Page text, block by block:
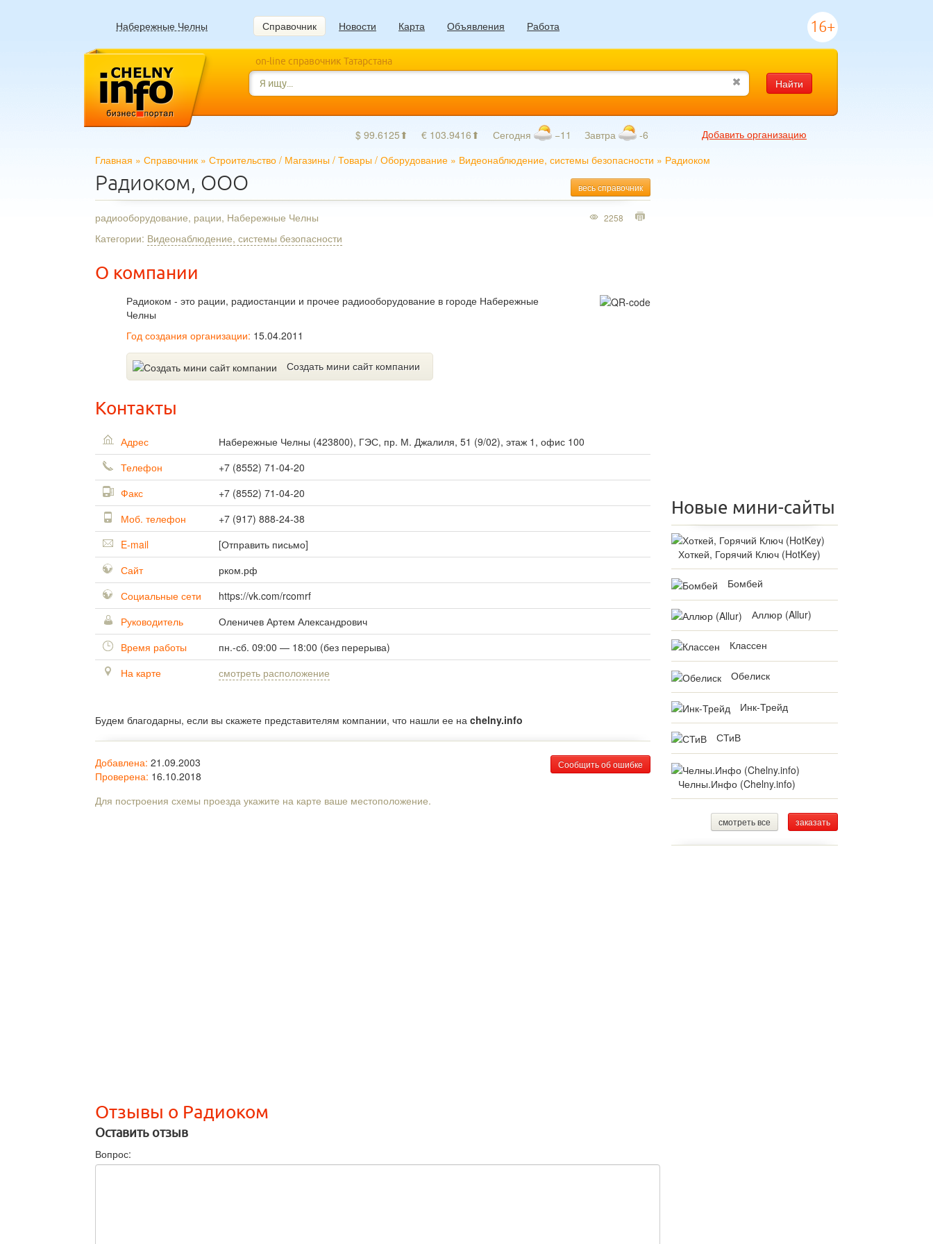
Набережные Челны Справочник Новости Карта Объявления Работа 16+
on-line справочник Татарстана
Найти
$ 99.6125⬆ € 103.9416⬆ Сегодня −11 Завтра -6
Добавить организацию
Главная » Справочник » Строительство / Магазины / Товары / Оборудование » Видеонаблюдение, системы безопасности » Радиоком
весь справочник
Радиоком, ООО
радиооборудование, рации, Набережные Челны
Категории: Видеонаблюдение, системы безопасности
О компании
Радиоком - это рации, радиостанции и прочее радиооборудование в городе Набережные
Челны
Год создания организации: 15.04.2011
Создать мини сайт компании
2258
Контакты
Адрес Набережные Челны (423800), ГЭС, пр. М. Джалиля, 51 (9/02), этаж 1, офис 100
Телефон
+7 (8552) 71-04-20
Факс
+7 (8552) 71-04-20
Моб. телефон
+7 (917) 888-24-38
E-mail
[Отправить письмо]
Сайт
рком.рф
Социальные сети
https://vk.com/rcomrf
Руководитель
Оленичев Артем Александрович
Время работы
пн.-сб. 09:00 — 18:00 (без перерыва)
На карте
смотреть расположение
Будем благодарны, если вы скажете представителям компании, что нашли ее на chelny.info
Сообщить об ошибке
Добавлена: 21.09.2003
Проверена: 16.10.2018
Для построения схемы проезда укажите на карте ваше местоположение.
Отзывы о Радиоком
Оставить отзыв
Вопрос:
Новые мини-сайты
Хоткей, Горячий Ключ (HotKey)
Бомбей
Аллюр (Allur)
Классен
Обелиск
Инк-Трейд
СТиВ
Челны.Инфо (Chelny.info)
смотреть все заказать